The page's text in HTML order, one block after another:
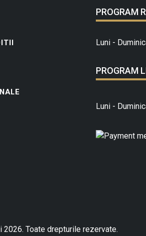
PROGRAM
Luni -
PROGRAM
Luni -
Toate drepturile rezervate.